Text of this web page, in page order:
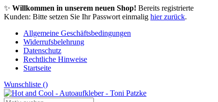
✨ Willkommen in unserem neuen Shop! Bereits registrierte
Kunden: Bitte setzen Sie Ihr Passwort einmalig hier zurück.
Allgemeine Geschäftsbedingungen
Widerrufsbelehrung
Datenschutz
Rechtliche Hinweise
Startseite
Wunschliste ()